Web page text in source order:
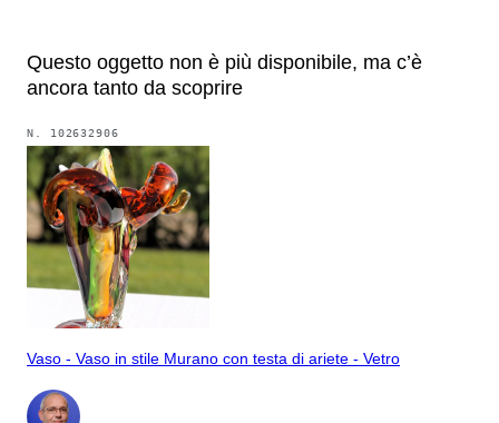
Questo oggetto non è più disponibile, ma c’è
ancora tanto da scoprire
N. 102632906
Vaso - Vaso in stile Murano con testa di ariete - Vetro